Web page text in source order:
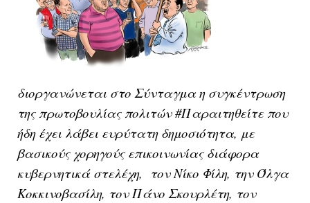
διοργανώνεται στο Σύνταγμα η συγκέντρωση
της πρωτοβουλίας πολιτών #Παραιτηθείτε που
ήδη έχει λάβει ευρύτατη δημοσιότητα, με
βασικούς χορηγούς επικοινωνίας διάφορα
κυβερνητικά στελέχη, τον Νίκο Φίλη, την Όλγα
Κοκκινοβασίλη, τον Πάνο Σκουρλέτη, τον